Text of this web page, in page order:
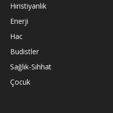
Hıristiyanlık
Enerji
Hac
Budistler
Sağlık-Sıhhat
Çocuk